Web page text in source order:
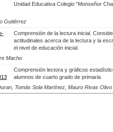
Unidad Educativa Colegio “Monseñor
Gutiérrez
Comprensión de la lectura inicial.
actitudinales acerca de la lectura y la
el nivel de educación inicial.
Macho
Comprensión lectora y gráficos
alumnos de cuarto grado de primaria
Tomás Sola Martínez, Mauro Rivas Olivo